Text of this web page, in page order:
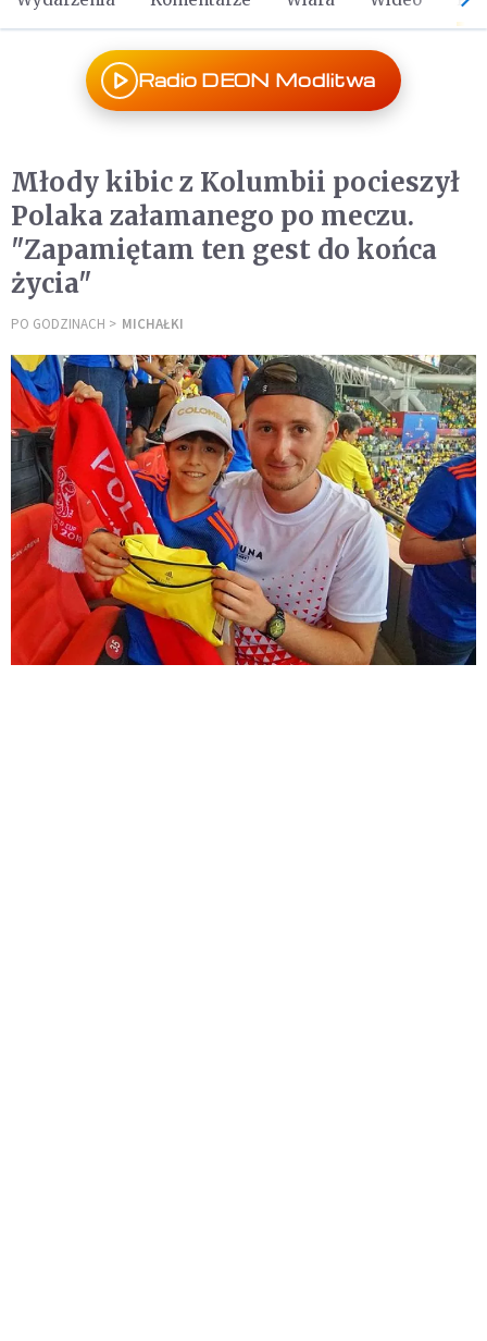
Radio DEON Modlitwa
Młody kibic z Kolumbii pocieszył
Polaka załamanego po meczu.
"Zapamiętam ten gest do końca
życia"
PO GODZINACH MICHAŁKI